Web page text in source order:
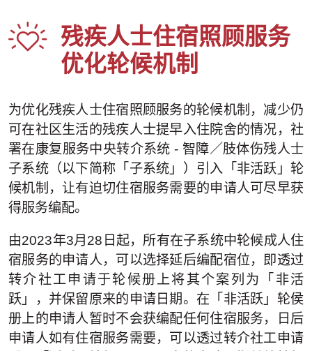
残疾人士住宿照顾服务
优化轮候机制
为优化残疾人士住宿照顾服务的轮候机制，减少仍
可在社区生活的残疾人士提早入住院舍的情况，社
署在康复服务中央转介系统 - 智障／肢体伤残人士
子系统（以下简称「子系统」）引入「非活跃」轮
候机制，让有迫切住宿服务需要的申请人可尽早获
得服务编配。
由2023年3月28日起，所有在子系统中轮候成人住
宿服务的申请人，可以选择延后编配宿位，即透过
转介社工申请于轮候册上将其个案列为「非活
跃」，并保留原来的申请日期。在「非活跃」轮侯
册上的申请人暂时不会获编配任何住宿服务，日后
申请人如有住宿服务需要，可以透过转介社工申请